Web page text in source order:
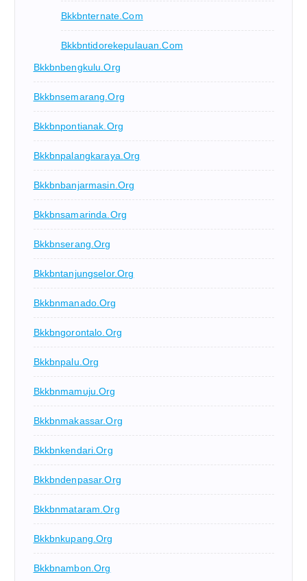
Bkkbnternate.com
Bkkbntidorekepulauan.com
Bkkbnbengkulu.org
Bkkbnsemarang.org
Bkkbnpontianak.org
Bkkbnpalangkaraya.org
Bkkbnbanjarmasin.org
Bkkbnsamarinda.org
Bkkbnserang.org
Bkkbntanjungselor.org
Bkkbnmanado.org
Bkkbngorontalo.org
Bkkbnpalu.org
Bkkbnmamuju.org
Bkkbnmakassar.org
Bkkbnkendari.org
Bkkbndenpasar.org
Bkkbnmataram.org
Bkkbnkupang.org
Bkkbnambon.org